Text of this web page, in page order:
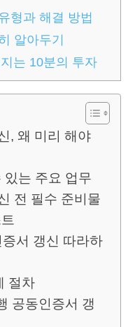
형과 해결 방법
알아두기
는 10분의 투자
, 왜 미리 해야
있는 주요 업무
전 필수 준비물
서 갱신 따라하
절차
공동인증서 갱